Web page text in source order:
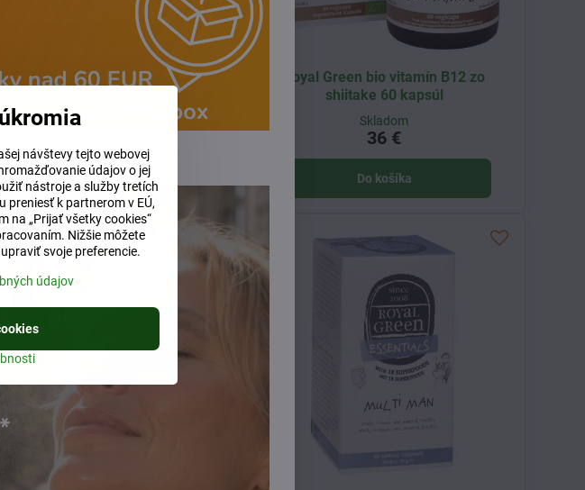
Green bio B komplex 60 kapsúl
Vypredané
Zobraziť
Royal Green bio vitamín B12 zo
shiitake 60 kapsúl
Skladom
36 €
Do košíka
návštevy tejto webovej
údajov o jej
nástroje a služby tretích
preniesť k partnerom v EÚ,
na „Prijať všetky cookies“
Nižšie môžete
svoje preferencie.
údajov